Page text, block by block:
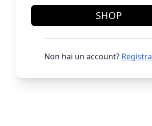
SHOP
Non hai un account?